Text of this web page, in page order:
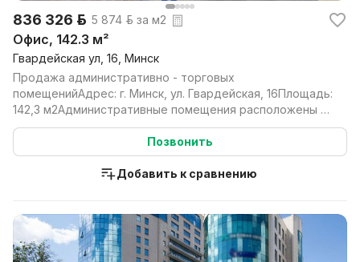
836 326 р. 5 874 р. за м2
Офис, 142.3 м²
Гвардейская ул, 16, Минск
Продажа административно - торговых
помещенийАдрес: г. Минск, ул. Гвардейская, 16Площадь:
142,3 м2Административные помещения расположены на
1 этаже 12-...
Позвонить
Добавить к сравнению